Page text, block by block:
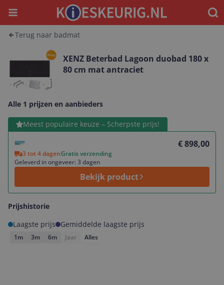
Menu
Terug naar badmat
XENZ Beterbad Lagoon duobad 180 x
80 cm mat antraciet
Alle 1 prijzen en aanbieders
Meest populaire keuze – Scherpste prijs!
€ 898,00
3 tot 4 dagenGratis verzending
Geleverd in ongeveer: 3 dagen
Bekijk product
Bekijk product
Prijshistorie
Laagste prijs
Gemiddelde laagste prijs
1m 3m 6m Jaar Alles